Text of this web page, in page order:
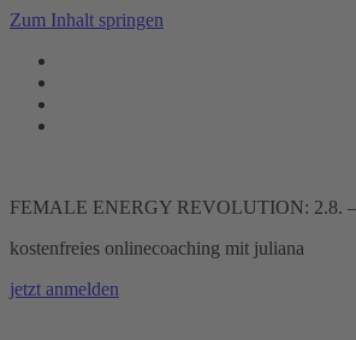
Zum Inhalt springen
FEMALE ENERGY REVOLUTION: 2.8.
kostenfreies onlinecoaching mit juliana
jetzt anmelden